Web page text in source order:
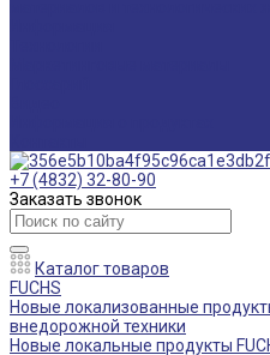
+7 (4832) 32-80-90
Заказать звонок
Каталог товаров
FUCHS
Новые локализованные
внедорожной техники
Новые локальные продукты